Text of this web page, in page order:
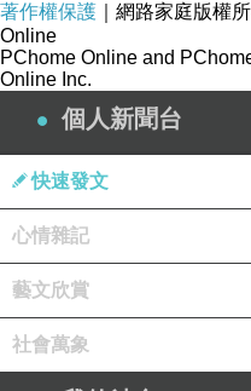
商
https://
==&url=https://
.asp?gdid=4023395
【Revlis】經典胺基
著作權保護 ｜網路家庭版權
Online
PChome Online and
Online Inc.
個人新聞台
快速發文
心情雜記
藝文欣賞
社會萬象